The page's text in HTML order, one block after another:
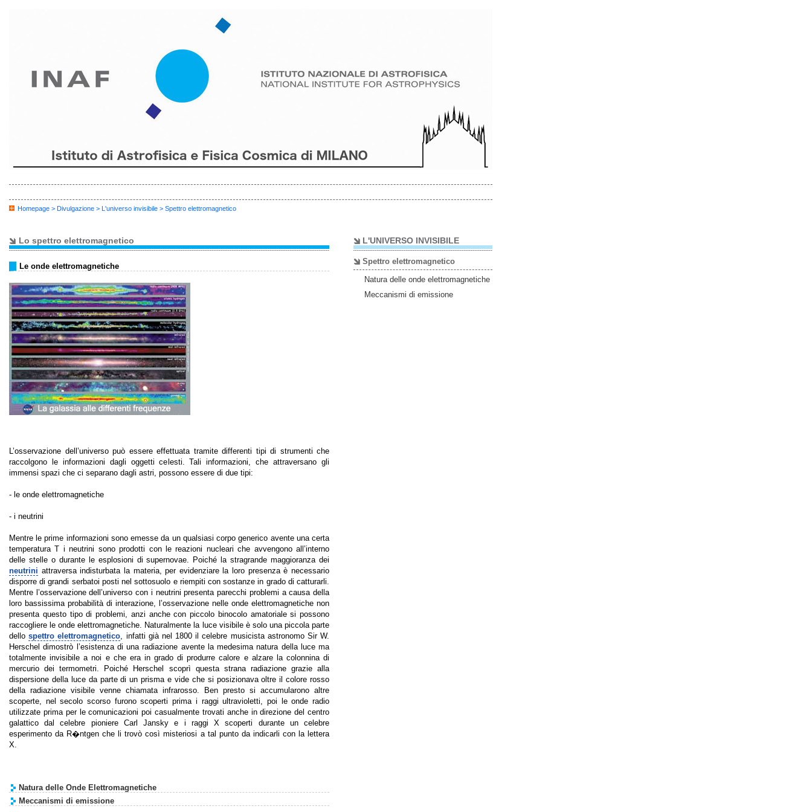
Homepage > Divulgazione > L'universo invisibile > Spettro elettromagnetico
L'UNIVERSO INVISIBILE
Spettro elettromagnetico
Natura delle onde elettromagnetiche
Meccanismi di emissione
Lo spettro elettromagnetico
Le onde elettromagnetiche
L’osservazione dell’universo può essere effettuata tramite differenti tipi di strumenti che
raccolgono le informazioni dagli oggetti celesti. Tali informazioni, che attraversano gli
immensi spazi che ci separano dagli astri, possono essere di due tipi:
- le onde elettromagnetiche
- i neutrini
Mentre le prime informazioni sono emesse da un qualsiasi corpo generico avente una certa
temperatura T i neutrini sono prodotti con le reazioni nucleari che avvengono all’interno
delle stelle o durante le esplosioni di supernovae. Poiché la stragrande maggioranza dei
neutrini attraversa indisturbata la materia, per evidenziare la loro presenza è necessario
disporre di grandi serbatoi posti nel sottosuolo e riempiti con sostanze in grado di catturarli.
Mentre l’osservazione dell’universo con i neutrini presenta parecchi problemi a causa della
loro bassissima probabilità di interazione, l’osservazione nelle onde elettromagnetiche non
presenta questo tipo di problemi, anzi anche con piccolo binocolo amatoriale si possono
raccogliere le onde elettromagnetiche. Naturalmente la luce visibile è solo una piccola parte
dellospettro elettromagnetico, infatti già nel 1800 il celebre musicista astronomo Sir W.
Herschel dimostrò l’esistenza di una radiazione avente la medesima natura della luce ma
totalmente invisibile a noi e che era in grado di produrre calore e alzare la colonnina di
mercurio dei termometri. Poiché Herschel scoprì questa strana radiazione grazie alla
dispersione della luce da parte di un prisma e vide che si posizionava oltre il colore rosso
della radiazione visibile venne chiamata infrarosso. Ben presto si accumularono altre
scoperte, nel secolo scorso furono scoperti prima i raggi ultravioletti, poi le onde radio
utilizzate prima per le comunicazioni poi casualmente trovati anche in direzione del centro
galattico dal celebre pioniere Carl Jansky e i raggi X scoperti durante un celebre
esperimento da R�ntgen che li trovò così misteriosi a tal punto da indicarli con la lettera
X.
Natura delle Onde Elettromagnetiche
Meccanismi di emissione